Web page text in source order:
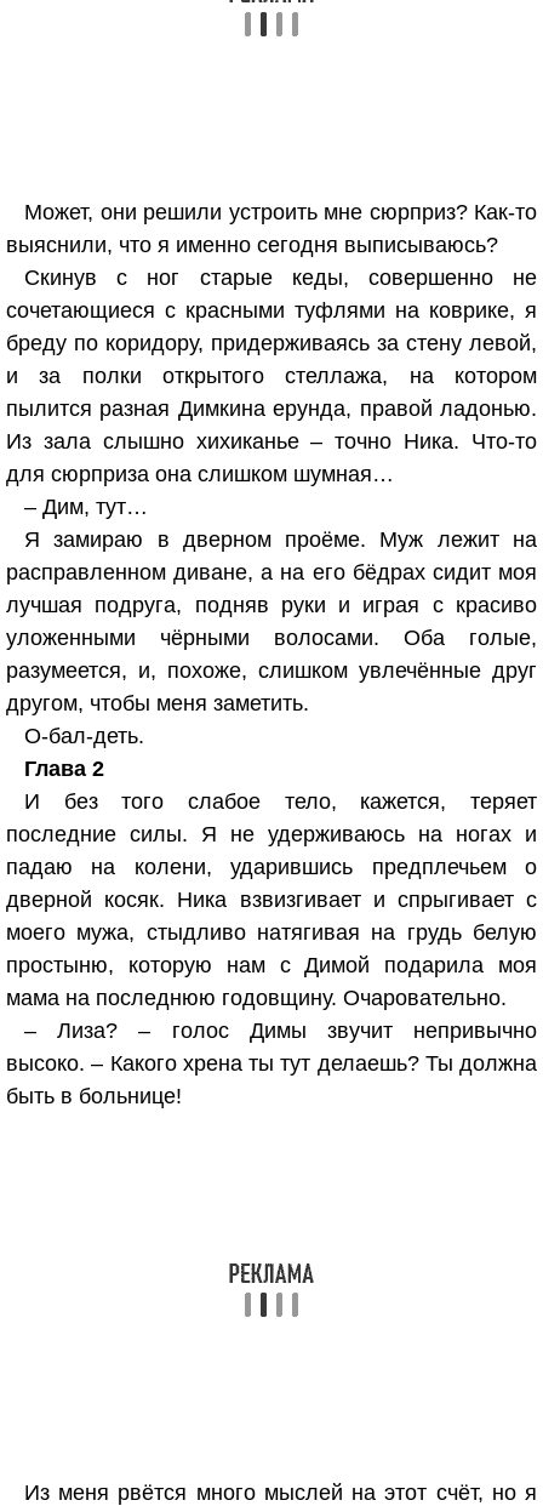
Может, они решили устроить мне сюрприз? Как-то
выяснили, что я именно сегодня выписываюсь?
Скинув с ног старые кеды, совершенно не
сочетающиеся с красными туфлями на коврике, я
бреду по коридору, придерживаясь за стену левой,
и за полки открытого стеллажа, на котором
пылится разная Димкина ерунда, правой ладонью.
Из зала слышно хихиканье – точно Ника. Что-то
для сюрприза она слишком шумная…
– Дим, тут…
Я замираю в дверном проёме. Муж лежит на
расправленном диване, а на его бёдрах сидит моя
лучшая подруга, подняв руки и играя с красиво
уложенными чёрными волосами. Оба голые,
разумеется, и, похоже, слишком увлечённые друг
другом, чтобы меня заметить.
О-бал-деть.
Глава 2
И без того слабое тело, кажется, теряет
последние силы. Я не удерживаюсь на ногах и
падаю на колени, ударившись предплечьем о
дверной косяк. Ника взвизгивает и спрыгивает с
моего мужа, стыдливо натягивая на грудь белую
простыню, которую нам с Димой подарила моя
мама на последнюю годовщину. Очаровательно.
– Лиза? – голос Димы звучит непривычно
высоко. – Какого хрена ты тут делаешь? Ты должна
быть в больнице!
Из меня рвётся много мыслей на этот счёт, но я